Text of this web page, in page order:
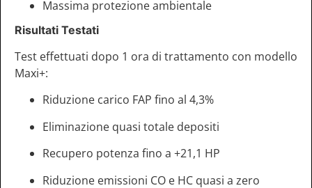
Massima protezione ambientale
Risultati Testati
Test effettuati dopo 1 ora di trattamento con modello
Maxi+:
Riduzione carico FAP fino al 4,3%
Eliminazione quasi totale depositi
Recupero potenza fino a +21,1 HP
Riduzione emissioni CO e HC quasi a zero